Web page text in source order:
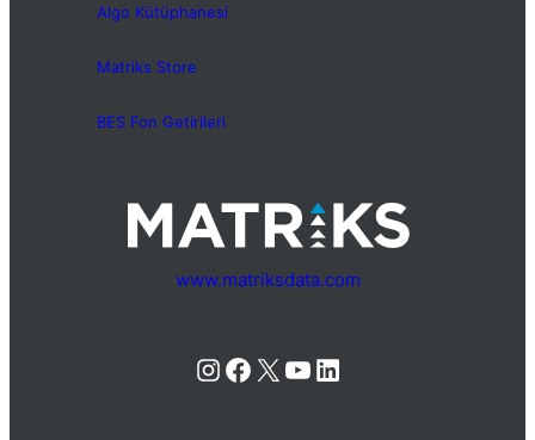
Algo Kütüphanesi
Matriks Store
BES Fon Getirileri
www.matriksdata.com
Instagram
Facebook
XYouTube
LinkedIn